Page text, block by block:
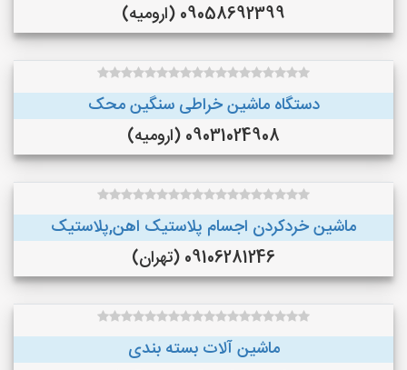
09058692399 (ارومیه)
دستگاه ماشین خراطی سنگین محک
09031024908 (ارومیه)
ماشین خردکردن اجسام پلاستیک اهن,پلاستیک
09106281246 (تهران)
ماشین آلات بسته بندی